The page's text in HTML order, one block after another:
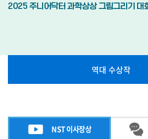
2025 주니어닥터 과학상상 그림그리기 대
역대 수상작
NST 이사장상